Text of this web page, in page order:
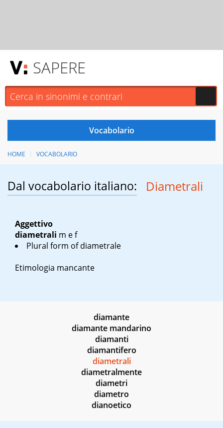
SAPERE
HOME VOCABOLARIO
Dal vocabolario italiano: Diametrali
Aggettivo
diametrali m ef
Plural form of diametrale
Etimologia mancante
diamante
diamante mandarino
diamanti
diamantifero
diametrali
diametralmente
diametri
diametro
dianoetico